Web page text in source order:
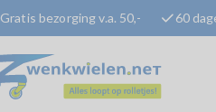
Gratis bezorging v.a. 50,- 60